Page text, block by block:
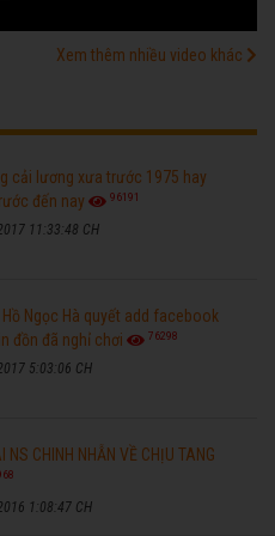
Xem thêm nhiều video khác
cải lương xưa trước 1975 hay
đến nay
96191
11:33:48 CH
Hồ Ngọc Hà quyết add facebook
đồn đã nghỉ chơi
76298
5:03:06 CH
NS CHINH NHẪN VỀ CHỊU TANG
1:08:47 CH